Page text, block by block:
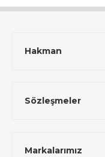
Hakman
Sözleşmeler
Markalarımız